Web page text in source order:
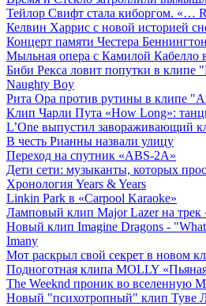
Тейлор Свифт стала киборгом. «…
Келвин Харрис с новой историей
Концерт памяти Честера
Мыльная опера с Камилой Кабелло
Биби Рекса ловит попутки в клипе
Naughty Boy
Рита Ора против рутины в клипе
Клип Чарли Пута «How Long»:
L’One выпустил завораживающий
В честь Рианны назвали улицу
Переход на спутник «ABS-2A»
Дети сети: музыканты, которых
Хронология Years & Years
Linkin Park в «Carpool Karaoke»
Ламповый клип Major Lazer на трек
Новый клип Imagine Dragons -
Imany
Мот раскрыл свой секрет в новом
Подноготная клипа MOLLY
The Weeknd проник во вселенную
Новый "психотропный" клип Туве